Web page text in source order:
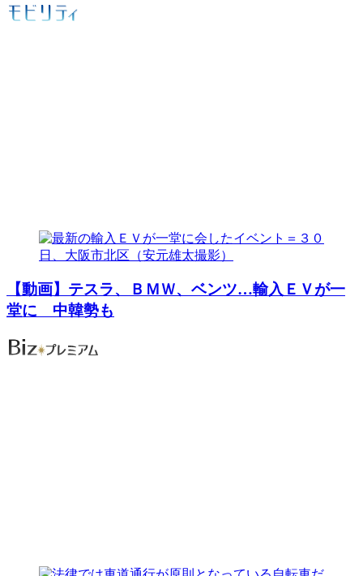
【動画】テスラ、ＢＭＷ、ベンツ…輸入ＥＶが一
堂に 中韓勢も